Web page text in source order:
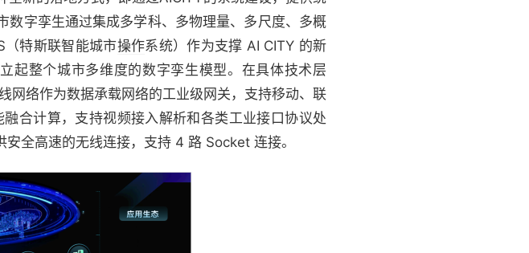
字孪生通过集成多学科、多物理量、多尺度、多概
（特斯联智能城市操作系统）作为支撑 AI CITY 的新
起整个城市多维度的数字孪生模型。在具体技术层
网络作为数据承载网络的工业级网关，支持移动、联
合计算，支持视频接入解析和各类工业接口协议处
全高速的无线连接，支持 4 路 Socket 连接。